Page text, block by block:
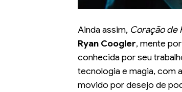
Ainda assim, Coração de
Ryan Coogler, mente
conhecida por seu
tecnologia e magia, com
movido por desejo de